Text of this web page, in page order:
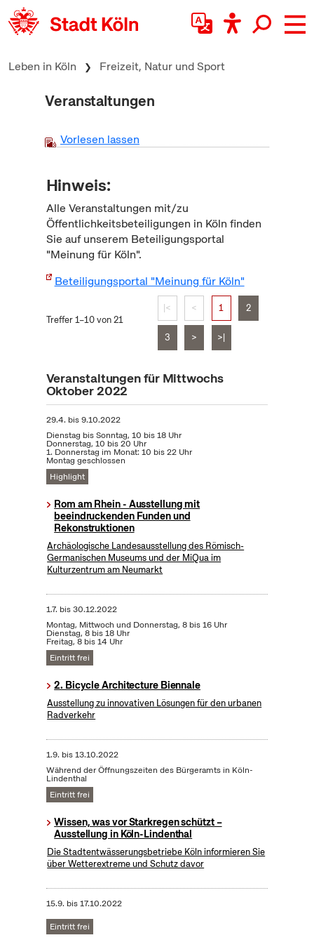
zum Inhalt springen
Leben in Köln Freizeit, Natur und Sport
Veranstaltungen
Vorlesen lassen
Hinweis:
Alle Veranstaltungen mit/zu
Öffentlichkeitsbeteiligungen in Köln finden
Sie auf unserem Beteiligungsportal
"Meinung für Köln".
Beteiligungsportal "Meinung für Köln"
Treffer 1–10 von 21
|< < 1 2
3 > >|
Veranstaltungen für Mittwochs
Oktober 2022
29.4. bis9.10.2022
Dienstag bis Sonntag, 10 bis 18 Uhr
Donnerstag, 10 bis 20 Uhr
1. Donnerstag im Monat: 10 bis 22 Uhr
Montag geschlossen
Highlight
Rom am Rhein - Ausstellung mit
beeindruckenden Funden und
Rekonstruktionen
Archäologische Landesausstellung des Römisch-
Germanischen Museums und der MiQua im
Kulturzentrum am Neumarkt
1.7. bis30.12.2022
Montag, Mittwoch und Donnerstag, 8 bis 16 Uhr
Dienstag, 8 bis 18 Uhr
Freitag, 8 bis 14 Uhr
Eintritt frei
2. Bicycle Architecture Biennale
Ausstellung zu innovativen Lösungen für den urbanen
Radverkehr
1.9. bis13.10.2022
Während der Öffnungszeiten des Bürgeramts in Köln-
Lindenthal
Eintritt frei
Wissen, was vor Starkregen schützt –
Ausstellung in Köln-Lindenthal
Die Stadtentwässerungsbetriebe Köln informieren Sie
über Wetterextreme und Schutz davor
15.9. bis17.10.2022
Eintritt frei